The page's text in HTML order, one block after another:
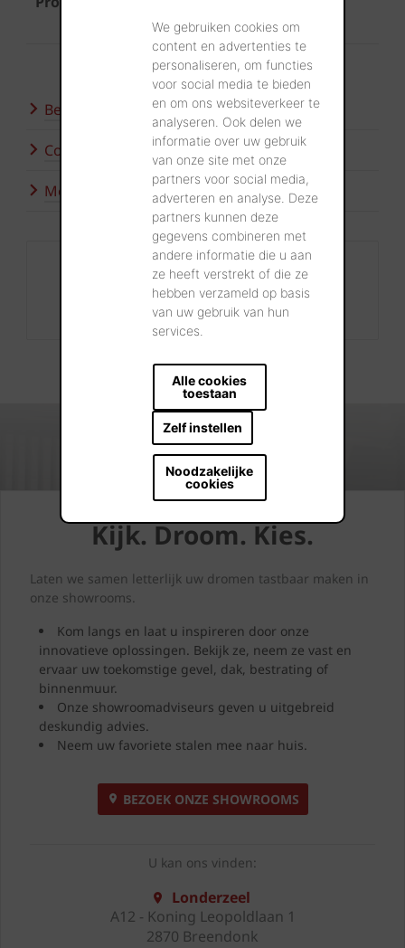
We gebruiken cookies om
content en advertenties te
personaliseren, om functies
voor social media te bieden
en om ons websiteverkeer te
analyseren. Ook delen we
informatie over uw gebruik
van onze site met onze
partners voor social media,
adverteren en analyse. Deze
partners kunnen deze
gegevens combineren met
andere informatie die u aan
ze heeft verstrekt of die ze
hebben verzameld op basis
van uw gebruik van hun
services.
Alle cookies
toestaan
Zelf instellen
Noodzakelijke
cookies
Pontigny Rouge flammé
Bezoek onze showroom
Contacteer ons
Meer inspiratie
Contact
+32 56 24 96 38
info@wienerberger.be
Kijk. Droom. Kies.
Laten we samen letterlijk uw dromen tastbaar maken in
onze showrooms.
Kom langs en laat u inspireren door onze
innovatieve oplossingen. Bekijk ze, neem ze vast en
ervaar uw toekomstige gevel, dak, bestrating of
binnenmuur.
Onze showroomadviseurs geven u uitgebreid
deskundig advies.
Neem uw favoriete stalen mee naar huis.
BEZOEK ONZE SHOWROOMS
U kan ons vinden:
Londerzeel
A12 - Koning Leopoldlaan 1
2870 Breendonk